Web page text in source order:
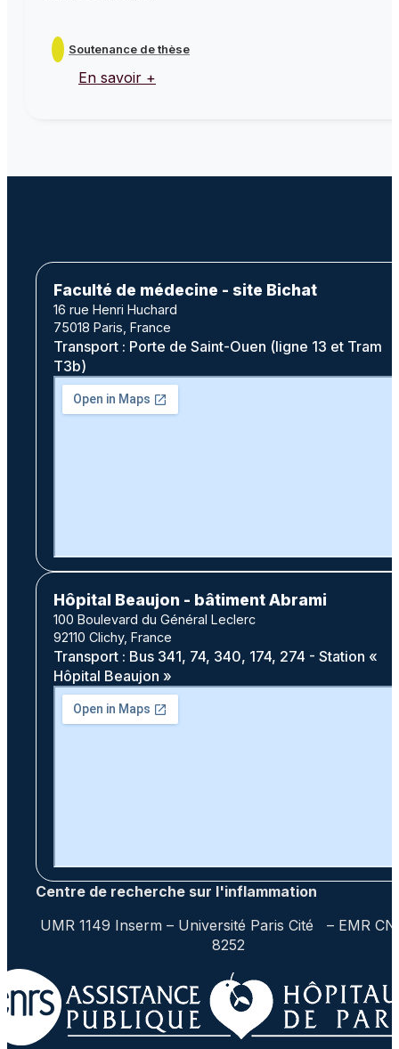
Soutenance de thèse
En savoir +
Faculté de médecine - site Bichat
16 rue Henri Huchard
75018 Paris, France
Transport : Porte de Saint-Ouen (ligne 13 et Tram
T3b)
Hôpital Beaujon - bâtiment Abrami
100 Boulevard du Général Leclerc
92110 Clichy, France
Transport : Bus 341, 74, 340, 174, 274 - Station «
Hôpital Beaujon »
Centre de recherche sur l'inflammation
UMR 1149 Inserm – Université Paris Cité – EMR
8252